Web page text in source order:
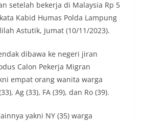
setelah bekerja di Malaysia Rp 5
Kabid Humas Polda Lampung
Astutik, Jumat (10/11/2023).
dibawa ke negeri jiran
Calon Pekerja Migran
empat orang wanita warga
Ag (33), FA (39), dan Ro (39).
yakni NY (35) warga